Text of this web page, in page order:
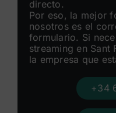
directo.
Por eso, la mejor
nosotros es el
formulario. Si
streaming en Sant
la empresa que
+34